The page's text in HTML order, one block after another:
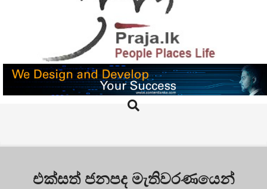
PRAJA.LK
Search
එක්සත් ජනපද මැතිවරණයෙන්